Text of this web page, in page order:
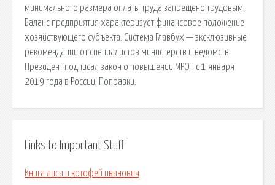
минимального размера оплаты труда запрещено трудовым.
Баланс предприятия характеризует финансовое положение
хозяйствующего субъекта. Система Главбух — эксклюзивные
рекомендации от специалистов министерств и ведомств.
Президент подписал закон о повышении МРОТ с 1 января
2019 года в России. Поправки.
Links to Important Stuff
Книга лиса и котофей иванович